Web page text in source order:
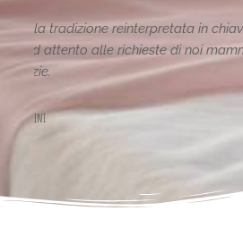
Le creazioni sono